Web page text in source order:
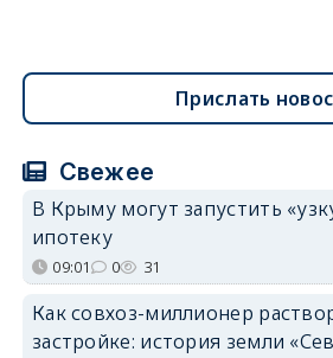
Прислать
Свежее
В Крыму могут запустить
ипотеку
09:01 0 31
Как совхоз-миллионер
застройке: история земли